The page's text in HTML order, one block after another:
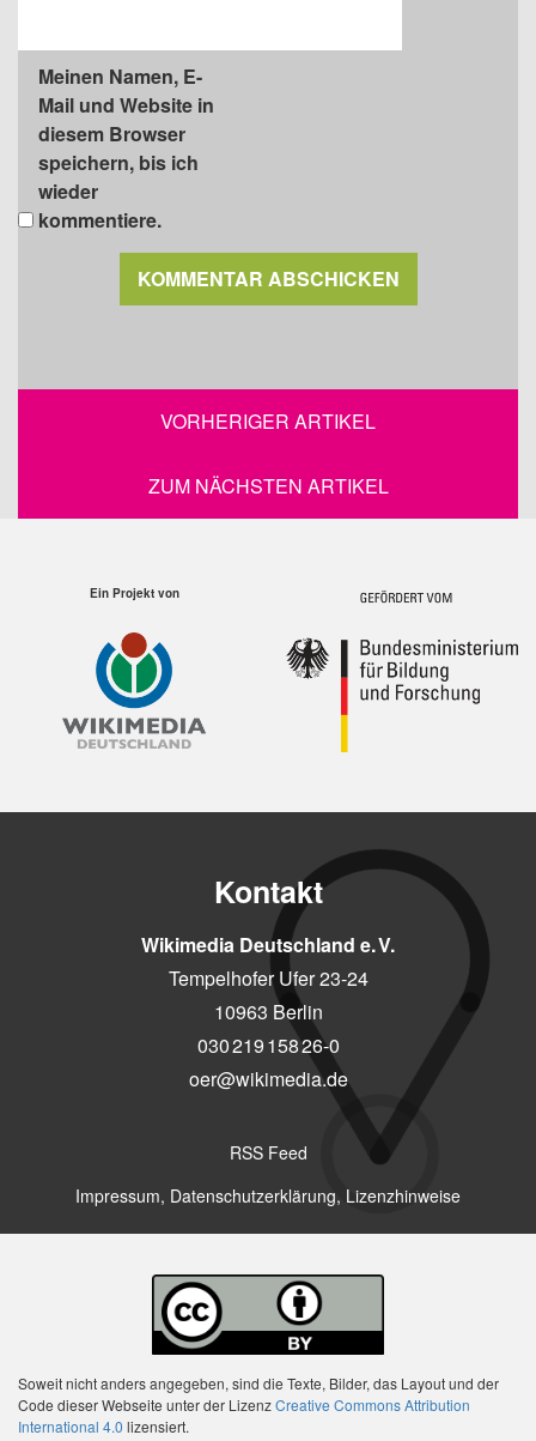
Meinen Namen, E-
Mail und Website in
diesem Browser
speichern, bis ich
wieder
kommentiere.
VORHERIGER ARTIKEL
ZUM NÄCHSTEN ARTIKEL
Ein Projekt von
Kontakt
Wikimedia Deutschland e. V.
Tempelhofer Ufer 23-24
10963 Berlin
030 219 158 26-0
oer@wikimedia.de
RSS Feed
Impressum, Datenschutzerklärung, Lizenzhinweise
Soweit nicht anders angegeben, sind die Texte, Bilder, das Layout und der
Code dieser Webseite unter der LizenzCreative Commons Attribution
International 4.0 lizensiert.